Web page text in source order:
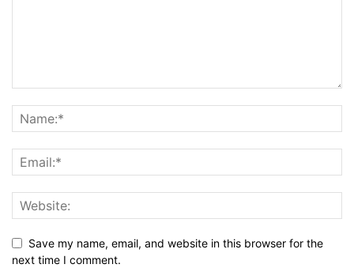
Save my name, email, and website in this browser for the
next time I comment.